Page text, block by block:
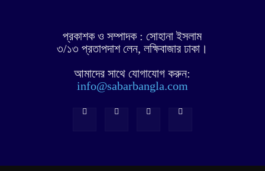
প্রকাশক ও সম্পাদক : সোহানা ইসলাম
৩/১৩ প্রতাপদাশ লেন, লক্ষিবাজার ঢাকা।
আমাদের সাথে যোগাযোগ করুন:
info@sabarbangla.com